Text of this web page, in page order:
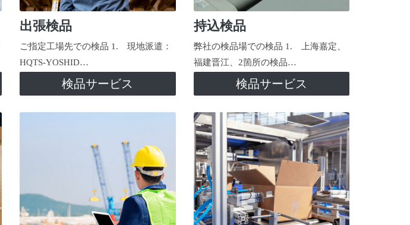
出張検品
ご指定工場先での検品 1. 現地派遣：
HQTS-YOSHID…
検品サービス
持込検品
弊社の検品場での検品 1. 上海嘉定、
福建晋江、2箇所の検品…
検品サービス